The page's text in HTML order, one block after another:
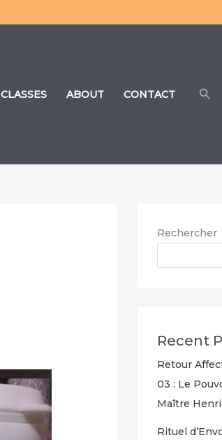
CLASSES ABOUT CONTACT
Rechercher
Recent
Retour
03 : Le
Maître
Rituel